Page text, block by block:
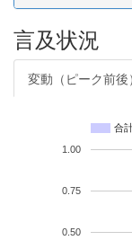
言及状況
変動（ピーク前後）
合
0.50
0.75
1.00